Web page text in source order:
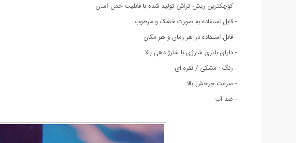
- کوچکترین ریش تراش تولید شده با قابلیت حمل آسان
- قابل استفاده به صورت خشک و مرطوب
- قابل استفاده در هر زمان و هر مکان
- دارای باتری شارژی با شارژ دهی بالا
- رنگ : مشکی / نقره ای
- سرعت چرخش بالا
- ضد آب